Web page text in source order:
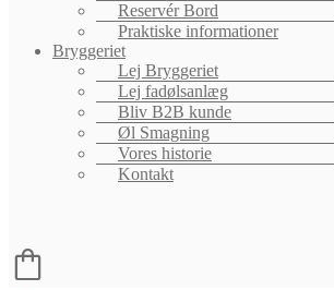
Reservér Bord
Praktiske informationer
Bryggeriet
Lej Bryggeriet
Lej fadølsanlæg
Bliv B2B kunde
Øl Smagning
Vores historie
Kontakt